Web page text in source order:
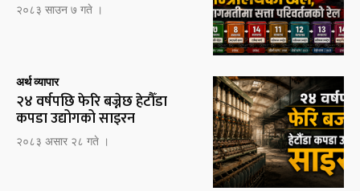
२०८३ साउन ७ गते ।
अर्थ व्यापार
२४ वर्षपछि फेरि बज्नेछ हेटौँडा
कपडा उद्योगको साइरन
२०८३ असार २८ गते ।